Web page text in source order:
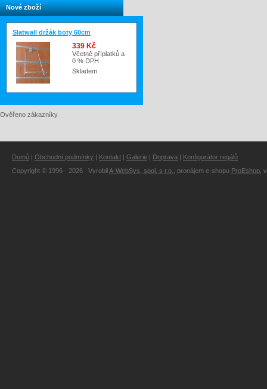
Nové zboží
Slatwall držák boty 60cm
339 Kč
Včetně příplatků a
0 % DPH
Skladem
Ověřeno zákazníky
Domů | Obchodní podmínky | Kontakt | Galerie | Doprava | Konfigurátor regálů
Copyright © 1996 - 2026 VyrobilA-WebSys, spol. s r.o. , pronájem e-shopu ProEshop ,